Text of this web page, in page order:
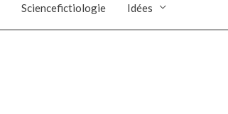
Sciencefictiologie Idées